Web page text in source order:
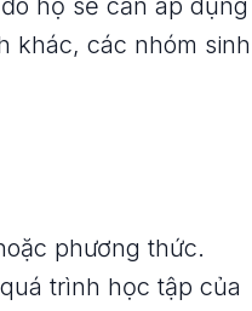
họ sẽ cần áp dụng
khác, các nhóm sinh
phương thức.
trình học tập của